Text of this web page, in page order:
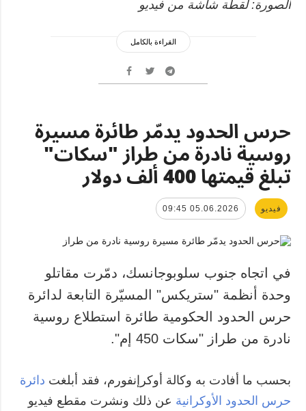
الصورة: لقطة شاشة من فيديو
القراءة بالكامل
حرس الحدود يدمّر طائرة مسيرة
روسية نادرة من طراز "سكات"
تبلغ قيمتها 400 ألف دولار
فيديو 05.06.2026 09:45
في اتجاه جنوب سلوبوجانسك، دمّرت مقاتلو
وحدة أنظمة "ستريكس" المسيّرة التابعة لدائرة
حرس الحدود الحكومية طائرة استطلاع روسية
نادرة من طراز "سكات 450 إم".
بحسب ما أفادت به وكالة أوكرإنفورم، فقد أبلغت دائرة
حرس الحدود الأوكرانية عن ذلك ونشرت مقطع فيديو